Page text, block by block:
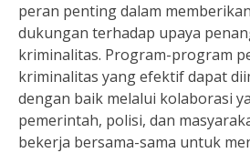
peran penting dalam
dukungan terhadap upaya
kriminalitas. Program-program
kriminalitas yang efektif dapat
dengan baik melalui kolaborasi
pemerintah, polisi, dan
bekerja bersama-sama untuk